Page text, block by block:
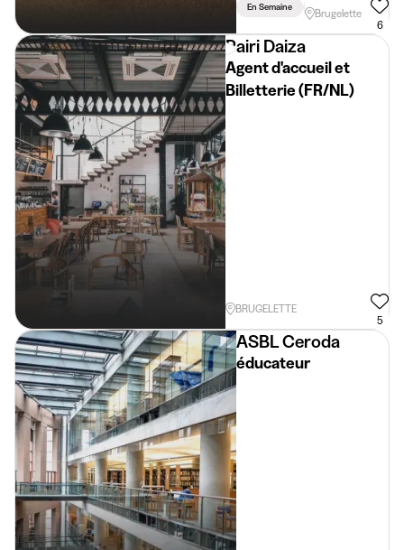
En Semaine Soir Permis
Brugelette
6
Pairi Daiza
Agent d'accueil et
Billetterie (FR/NL)
BRUGELETTE
5
ASBL Ceroda
éducateur